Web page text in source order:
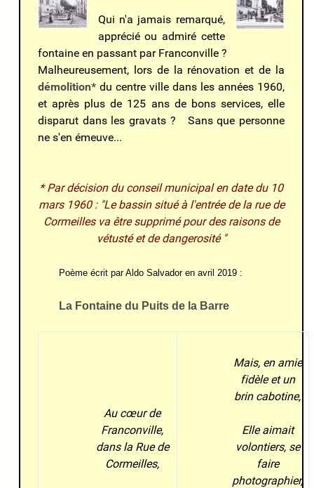
Qui n'a jamais remarqué,
apprécié ou admiré cette
fontaine en passant par Franconville ?
Malheureusement, lors de la rénovation et de la
démolition* du centre ville dans les années 1960,
et après plus de 125 ans de bons services, elle
disparut dans les gravats ? Sans que personne
ne s'en émeuve...
* Par décision du conseil municipal en date du 10
mars 1960 : "Le bassin situé à l'entrée de la rue de
Cormeilles va être supprimé pour des raisons de
vétusté et de dangerosité "
Poème écrit par Aldo Salvador en avril 2019 :
La Fontaine du Puits de la Barre
Au cœur de
Franconville,
dans la Rue de
Cormeilles,
Mais, en amie
fidèle et un
brin cabotine,
Elle aimait
volontiers, se
faire
photographier,